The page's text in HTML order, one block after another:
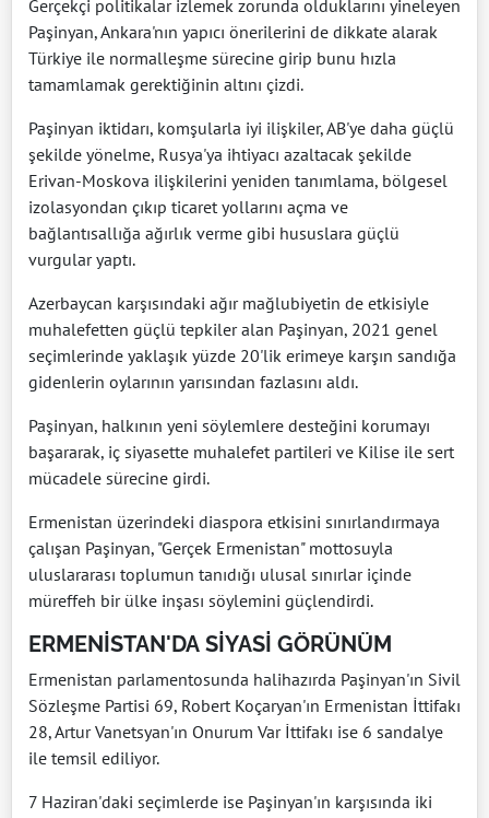
Gerçekçi politikalar izlemek zorunda olduklarını yineleyen
Paşinyan, Ankara'nın yapıcı önerilerini de dikkate alarak
Türkiye ile normalleşme sürecine girip bunu hızla
tamamlamak gerektiğinin altını çizdi.
Paşinyan iktidarı, komşularla iyi ilişkiler, AB'ye daha güçlü
şekilde yönelme, Rusya'ya ihtiyacı azaltacak şekilde
Erivan-Moskova ilişkilerini yeniden tanımlama, bölgesel
izolasyondan çıkıp ticaret yollarını açma ve
bağlantısallığa ağırlık verme gibi hususlara güçlü
vurgular yaptı.
Azerbaycan karşısındaki ağır mağlubiyetin de etkisiyle
muhalefetten güçlü tepkiler alan Paşinyan, 2021 genel
seçimlerinde yaklaşık yüzde 20'lik erimeye karşın sandığa
gidenlerin oylarının yarısından fazlasını aldı.
Paşinyan, halkının yeni söylemlere desteğini korumayı
başararak, iç siyasette muhalefet partileri ve Kilise ile sert
mücadele sürecine girdi.
Ermenistan üzerindeki diaspora etkisini sınırlandırmaya
çalışan Paşinyan, "Gerçek Ermenistan" mottosuyla
uluslararası toplumun tanıdığı ulusal sınırlar içinde
müreffeh bir ülke inşası söylemini güçlendirdi.
ERMENİSTAN'DA SİYASİ GÖRÜNÜM
Ermenistan parlamentosunda halihazırda Paşinyan'ın Sivil
Sözleşme Partisi 69, Robert Koçaryan'ın Ermenistan İttifakı
28, Artur Vanetsyan'ın Onurum Var İttifakı ise 6 sandalye
ile temsil ediliyor.
7 Haziran'daki seçimlerde ise Paşinyan'ın karşısında iki